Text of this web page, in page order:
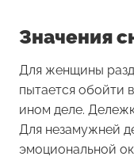
Значения
Для женщины
пытается обойти
ином деле.
Для незамужней
эмоциональной